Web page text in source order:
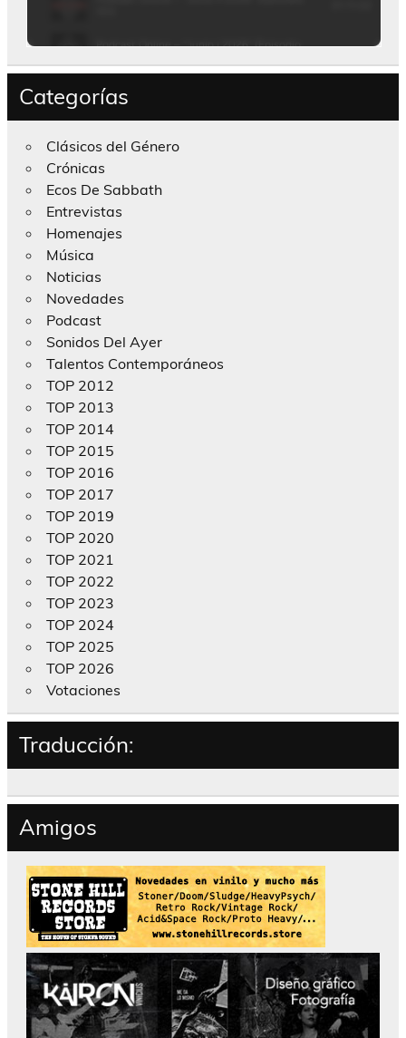
Categorías
Clásicos del Género
Crónicas
Ecos De Sabbath
Entrevistas
Homenajes
Música
Noticias
Novedades
Podcast
Sonidos Del Ayer
Talentos Contemporáneos
TOP 2012
TOP 2013
TOP 2014
TOP 2015
TOP 2016
TOP 2017
TOP 2019
TOP 2020
TOP 2021
TOP 2022
TOP 2023
TOP 2024
TOP 2025
TOP 2026
Votaciones
Traducción:
Amigos